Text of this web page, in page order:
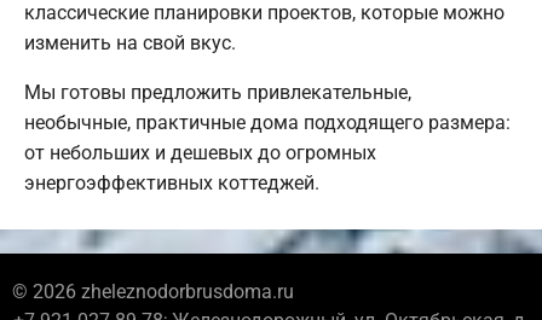
классические планировки проектов, которые можно
изменить на свой вкус.
Мы готовы предложить привлекательные,
необычные, практичные дома подходящего размера:
от небольших и дешевых до огромных
энергоэффективных коттеджей.
© 2026 zheleznodorbrusdoma.ru